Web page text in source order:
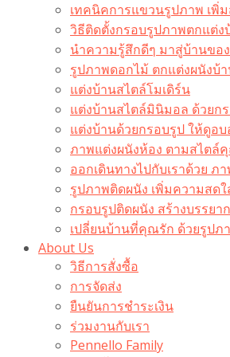
เทคนิคการแขวนรูปภาพ เพิ่
วิธีติดตั้งกรอบรูปภาพตกแต่ง
นำความรู้สึกดีๆ มาสู่บ้านขอ
รูปภาพดอกไม้ ตกแต่งผนังบ้
แต่งบ้านสไตล์โมเดิร์น
แต่งบ้านสไตล์มินิมอล ด้วยก
แต่งบ้านด้วยกรอบรูป ให้ดูอ
ภาพแต่งผนังห้อง ตามสไตล์คุ
ออกเดินทางไปกับเราด้วย ภ
รูปภาพติดผนัง เพิ่มความส
กรอบรูปติดผนัง สร้างบรรย
เปลี่ยนบ้านที่คุณรัก ด้วยรูป
About Us
วิธีการสั่งซื้อ
การจัดส่ง
ยืนยันการชำระเงิน
ร่วมงานกับเรา
Pennello Family